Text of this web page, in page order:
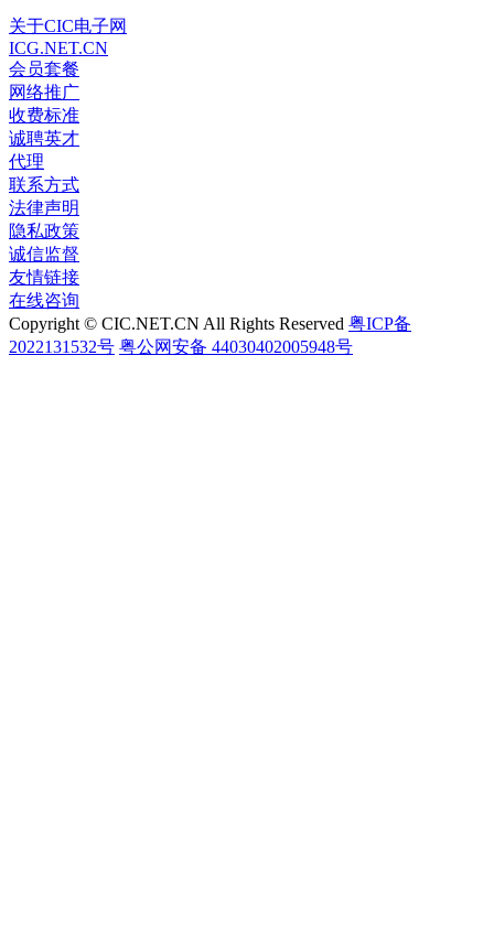
关于CIC电子网
ICG.NET.CN
会员套餐
网络推广
收费标准
诚聘英才
代理
联系方式
法律声明
隐私政策
诚信监督
友情链接
在线咨询
Copyright © CIC.NET.CN All Rights Reserved 粤ICP备
2022131532号 粤公网安备 44030402005948号